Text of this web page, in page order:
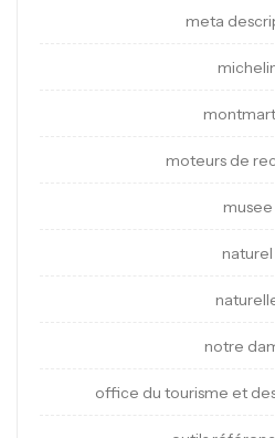
meta
moteurs de
musee
naturel
notre
office du tourisme et